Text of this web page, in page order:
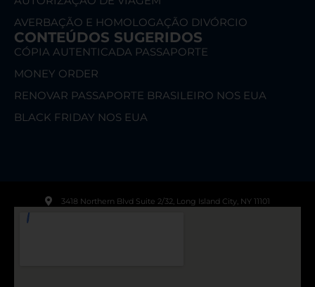
AVERBAÇÃO E HOMOLOGAÇÃO DIVÓRCIO
CONTEÚDOS SUGERIDOS
CÓPIA AUTENTICADA PASSAPORTE
MONEY ORDER
RENOVAR PASSAPORTE BRASILEIRO NOS EUA
BLACK FRIDAY NOS EUA
3418 Northern Blvd Suite 2/32, Long Island City, NY 11101